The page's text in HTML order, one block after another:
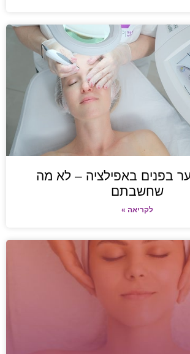
בפנים באפילציה – לא מה
שחשבתם
לקריאה »